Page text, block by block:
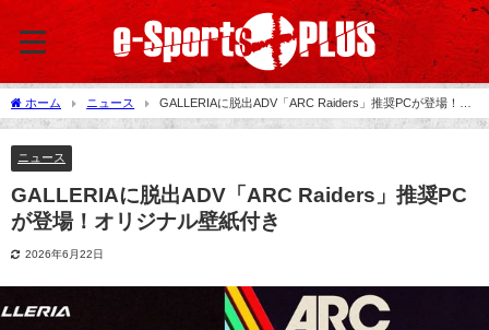
ホーム ニュース
GALLERIAに脱出ADV「ARC Raiders」推奨PCが登場！オ
リジナル壁紙付き
ニュース
GALLERIAに脱出ADV「ARC Raiders」推奨PC
が登場！オリジナル壁紙付き
2026年6月22日